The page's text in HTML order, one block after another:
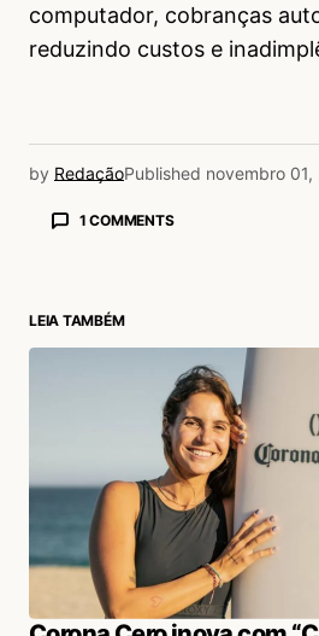
computador, cobranças
reduzindo custos e
by RedaçãoPublished novembro 01,
1 COMMENTS
LEIA TAMBÉM